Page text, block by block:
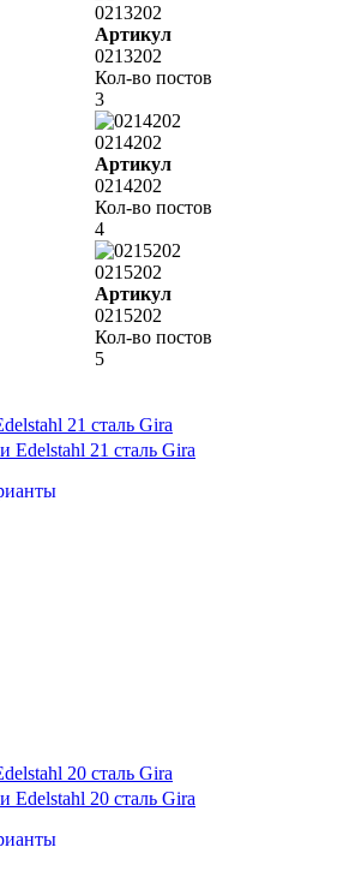
0213202
Артикул
0213202
Кол-во постов
3
0214202
Артикул
0214202
Кол-во постов
4
0215202
Артикул
0215202
Кол-во постов
5
21 сталь Gira
20 сталь Gira